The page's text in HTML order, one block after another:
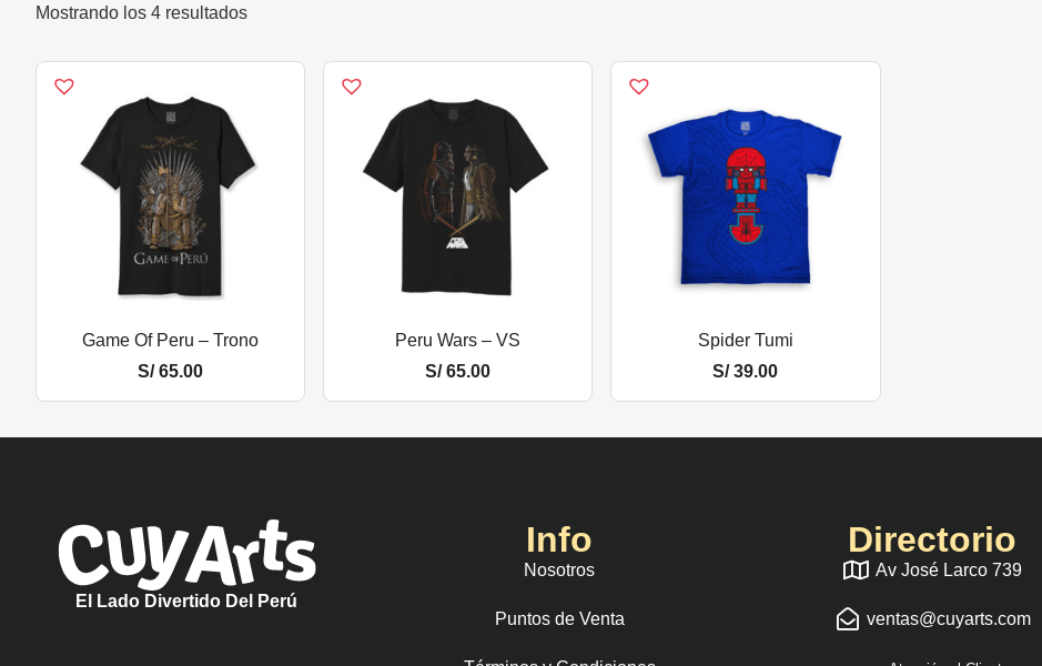
Mostrando los 4 resultados
Game Of Peru – Trono
S/65.00
Peru Wars – VS
S/65.00
Spider Tumi
S/39.00
El Lado Divertido Del Perú
Info
Nosotros
Puntos de Venta
Directorio
Av José Larco 739
ventas@cuyarts.com